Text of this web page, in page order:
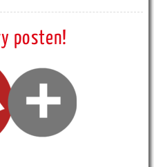
posten!